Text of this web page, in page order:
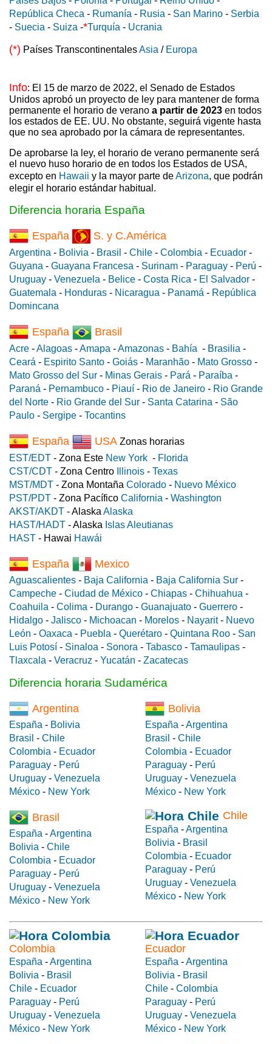
República Checa - Rumanía - Rusia - San Marino - Serbia
- Suecia - Suiza -*Turquía - Ucrania
(*) Países TranscontinentalesAsia / Europa
Info: El 15 de marzo de 2022, el Senado de Estados
Unidos aprobó un proyecto de ley para mantener de forma
permanente el horario de verano a partir de 2023 en todos
los estados de EE. UU. No obstante, seguirá vigente hasta
que no sea aprobado por la cámara de representantes.
De aprobarse la ley, el horario de verano permanente será
el nuevo huso horario de en todos los Estados de USA,
excepto en Hawaii y la mayor parte deArizona, que podrán
elegir el horario estándar habitual.
Diferencia horaria España
España S. y C.América
Argentina - Bolivia - Brasil - Chile - Colombia - Ecuador -
Guyana - Guayana Francesa - Surinam - Paraguay - Perú -
Uruguay - Venezuela - Belice - Costa Rica - El Salvador -
Guatemala - Honduras - Nicaragua - Panamá - República
Domincana
España Brasil
Acre -Alagoas -Amapa -Amazonas - Bahía - Brasilia -
Ceará - Espirito Santo - Goiás - Maranhão - Mato Grosso -
Mato Grosso del Sur - Minas Gerais - Pará - Paraíba -
Paraná - Pernambuco - Piauí - Rio de Janeiro - Rio Grande
del Norte - Rio Grande del Sur - Santa Catarina - São
Paulo - Sergipe - Tocantins
España USA Zonas horarias
EST/EDT - Zona Este New York - Florida
CST/CDT - Zona Centro Illinois - Texas
MST/MDT - Zona Montaña Colorado - Nuevo México
PST/PDT - Zona Pacífico California - Washington
AKST/AKDT - Alaska Alaska
HAST/HADT - Alaska Islas Aleutianas
HAST - Hawai Hawái
España Mexico
Aguascalientes - Baja California - Baja California Sur -
Campeche - Ciudad de México - Chiapas - Chihuahua -
Coahuila - Colima - Durango - Guanajuato - Guerrero -
Hidalgo - Jalisco - Michoacan - Morelos - Nayarit- Nuevo
León - Oaxaca - Puebla - Querétaro - Quintana Roo - San
Luis Potosí - Sinaloa - Sonora - Tabasco - Tamaulipas -
Tlaxcala - Veracruz - Yucatán - Zacatecas
Diferencia horaria Sudamérica
Argentina
España - Bolivia
Brasil - Chile
Colombia - Ecuador
Paraguay - Perú
Uruguay - Venezuela
México - New York
Bolivia
España -Argentina
Brasil - Chile
Colombia - Ecuador
Paraguay - Perú
Uruguay - Venezuela
México - New York
Brasil
España -Argentina
Bolivia - Chile
Colombia - Ecuador
Paraguay - Perú
Uruguay - Venezuela
México - New York
Chile
España -Argentina
Bolivia - Brasil
Colombia - Ecuador
Paraguay - Perú
Uruguay - Venezuela
México - New York
Colombia
España -Argentina
Bolivia - Brasil
Chile - Ecuador
Paraguay - Perú
Uruguay - Venezuela
México - New York
Ecuador
España -Argentina
Bolivia - Brasil
Chile - Colombia
Paraguay - Perú
Uruguay - Venezuela
México - New York